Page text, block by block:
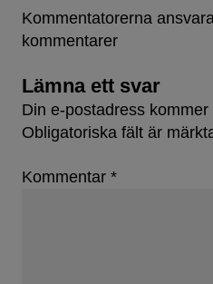
Kommentatorerna
kommentarer
Lämna ett svar
Din e-postadress
Obligatoriska fält är
Kommentar *